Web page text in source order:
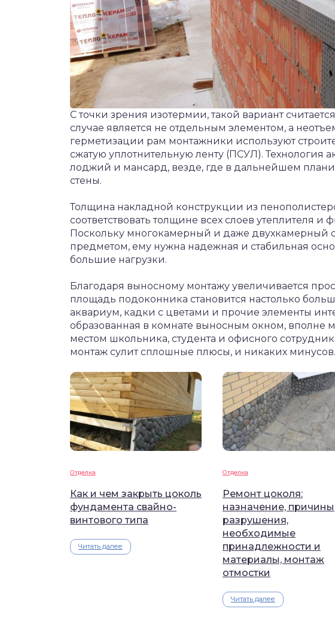
С точки зрения изотермии, такой вариант
случае является не отдельным элементом, а
герметизации рам монтажники используют
сжатую уплотнительную ленту (ПСУЛ). Технология
лоджий и мансард, везде, где в дальнейшем
стены.
Толщина накладной конструкции из
соответствовать толщине всех слоев утеплителя
Поскольку многокамерный и даже двухкамерный
предметом, ему нужна надежная и стабильная
большие нагрузки.
Благодаря выносному монтажу увеличивается
площадь подоконника становится настолько
аквариум, кадки с цветами и прочие элементы
образованная в комнате выносным окном, вполне
местом школьника, студента и офисного
монтаж сулит сплошные плюсы, и никаких минусов.
Отделка
Как и чем закрыть цоколь
фундамента свайно-
винтового типа
Читать далее
Отделка
Ремонт цоколя:
назначение, причины
разрушения,
необходимые
принадлежности и
материалы, монтаж
отмостки
Читать далее